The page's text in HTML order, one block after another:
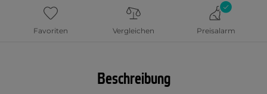
Favoriten Vergleichen Preisalarm
Beschreibung